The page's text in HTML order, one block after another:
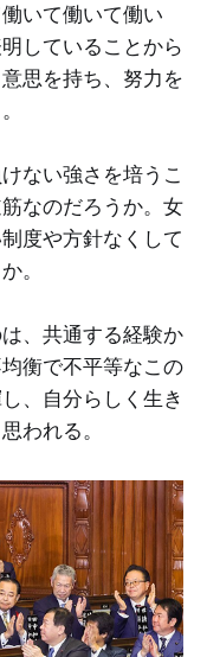
いて働いて働い
していることから
思を持ち、努力を
ない強さを培うこ
なのだろうか。女
度や方針なくして
。
、共通する経験か
衡で不平等なこの
、自分らしく生き
われる。